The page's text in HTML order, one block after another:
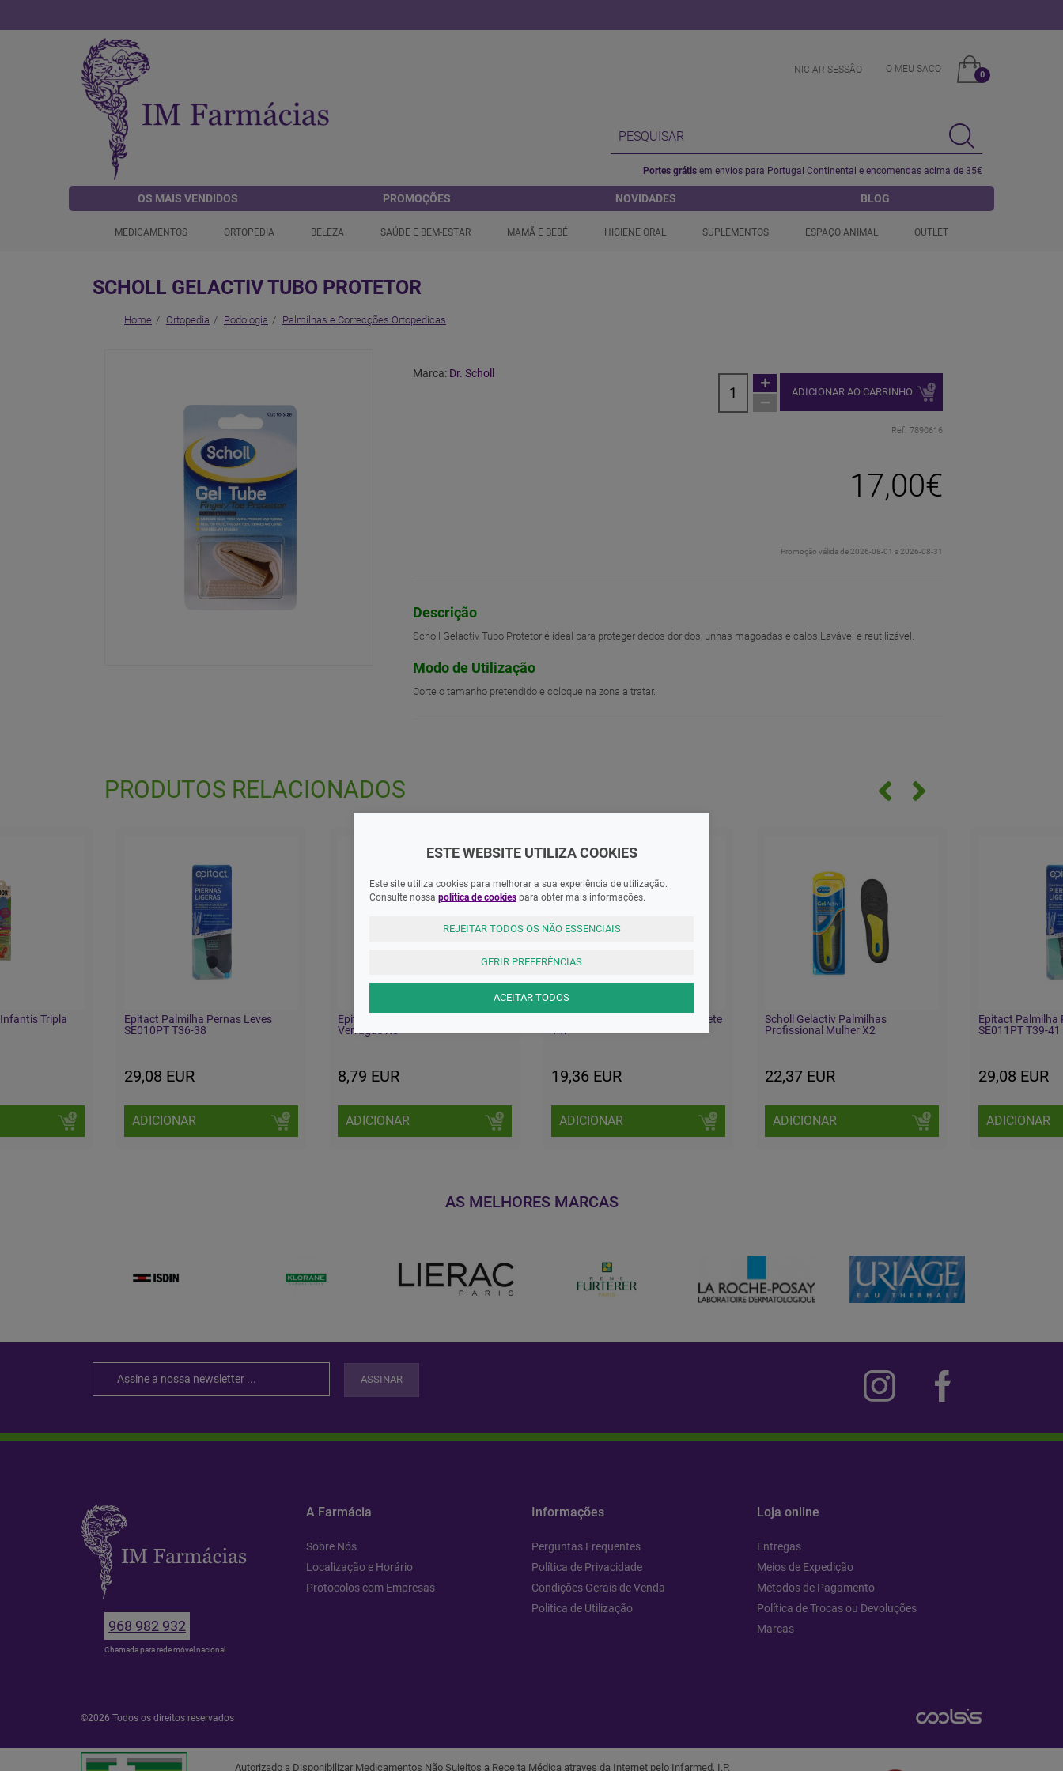
INICIAR SESSÂO O MEU SACO
0
Portes grátis em envios para Portugal Continental e encomendas acima de 35€
OS MAIS VENDIDOS PROMOÇÕES NOVIDADES BLOG
MEDICAMENTOS ORTOPEDIA BELEZA SAÚDE E BEM-ESTAR MAMÃ E BEBÉ HIGIENE ORAL SUPLEMENTOS ESPAÇO ANIMAL OUTLET
SCHOLL GELACTIV TUBO PROTETOR
Home Ortopedia Podologia Palmilhas e Correcções Ortopedicas
Marca: Dr. Scholl
ADICIONAR AO CARRINHO
Ref. 7890616
17,00€
Promoção válida de 2026-08-01 a 2026-08-31
Descrição
Scholl Gelactiv Tubo Protetor é ideal para proteger dedos doridos, unhas magoadas e calos.Lavável e reutilizável.
Modo de Utilização
Corte o tamanho pretendido e coloque na zona a tratar.
PRODUTOS RELACIONADOS
Tripla
Epitact Palmilha Pernas Leves
SE010PT T36-38
29,08 EUR
ADICIONAR
Epitact Epitheliu Activ Pensos
Verrugas X5
8,79 EUR
ADICIONAR
Epitact Epitheliu Protector Joanete
Tm
19,36 EUR
ADICIONAR
Scholl Gelactiv Palmilhas
Profissional Mulher X2
22,37 EUR
ADICIONAR
Epitact Palmilha
SE011PT T39-41
29,08 EUR
ADICIONAR
AS MELHORES MARCAS
ASSINAR
968 982 932
Chamada para rede móvel nacional
A Farmácia
Sobre Nós
Localização e Horário
Protocolos com Empresas
Informações
Perguntas Frequentes
Política de Privacidade
Condições Gerais de Venda
Politica de Utilização
Loja online
Entregas
Meios de Expedição
Métodos de Pagamento
Política de Trocas ou Devoluções
Marcas
©2026 Todos os direitos reservados
Autorizado a Disponibilizar Medicamentos Não Sujeitos a Receita Médica atraves da Internet pelo Infarmed, I.P.
ESTE WEBSITE UTILIZA COOKIES
Este site utiliza cookies para melhorar a sua experiência de utilização.
Consulte nossa política de cookies para obter mais informações.
REJEITAR TODOS OS NÃO ESSENCIAIS
GERIR PREFERÊNCIAS
ACEITAR TODOS